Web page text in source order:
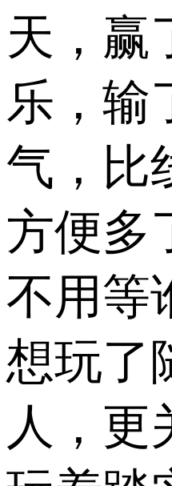
天，赢
乐，输
气，比
方便多
不用等
想玩了
人，更